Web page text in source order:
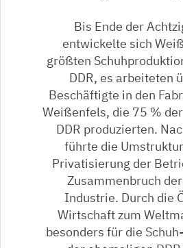
Bis Ende der
entwickelte sich
größten
DDR, es arbeiteten
Beschäftigte in den
Weißenfels, die 75 %
DDR produzierten.
führte die
Privatisierung der
Zusammenbruch
Industrie. Durch die
Wirtschaft zum
besonders für die